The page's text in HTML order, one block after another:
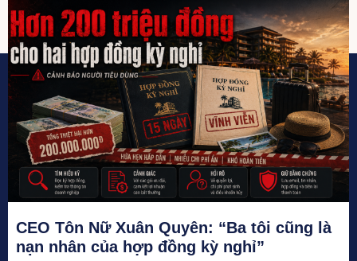
CEO Tôn Nữ Xuân Quyên: “Ba tôi cũng là
nạn nhân của hợp đồng kỳ nghỉ”